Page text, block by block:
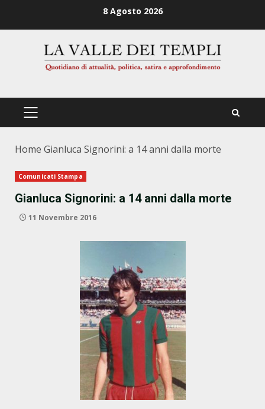
8 Agosto 2026
PRIMÄRES
Home Gianluca Signorini: a 14 anni dalla morte
Comunicati Stampa
Gianluca Signorini: a 14 anni dalla morte
11 Novembre 2016